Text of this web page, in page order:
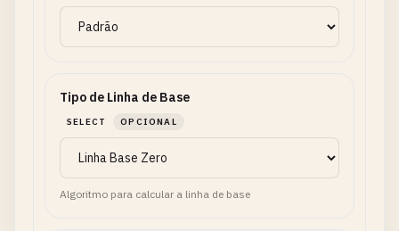
Tipo de Linha de Base
SELECT OPCIONAL
Algoritmo para calcular a linha de base